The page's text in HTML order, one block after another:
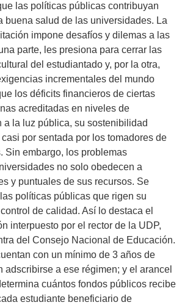
las políticas públicas contribuyan
buena salud de las universidades. La
impone desafíos y dilemas a las
parte, les presiona para cerrar las
del estudiantado y, por la otra,
incrementales del mundo
los déficits financieros de ciertas
acreditadas en niveles de
a la luz pública, su sostenibilidad
por sentada por los tomadores de
Sin embargo, los problemas
no solo obedecen a
y puntuales de sus recursos. Se
políticas públicas que rigen su
de calidad. Así lo destaca el
interpuesto por el rector de la UDP,
del Consejo Nacional de Educación.
con un mínimo de 3 años de
adscribirse a ese régimen; y el arancel
cuántos fondos públicos recibe
estudiante beneficiario de